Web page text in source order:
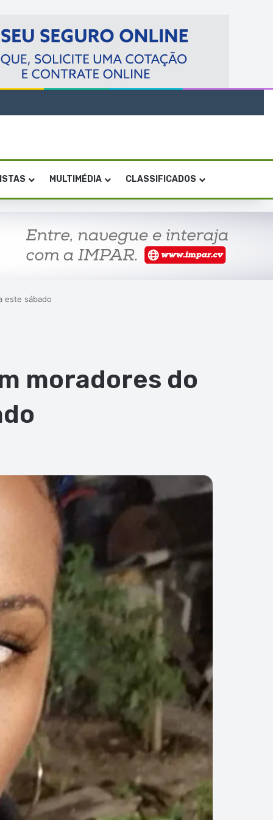
MULTIMÉDIA CLASSIFICADOS
este sábado
moradores do